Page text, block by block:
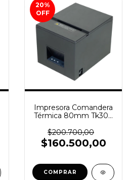
20%
OFF
Impresora Comandera
Térmica 80mm Tk300
107158)
$200.700,00
$160.500,00
COMPRAR